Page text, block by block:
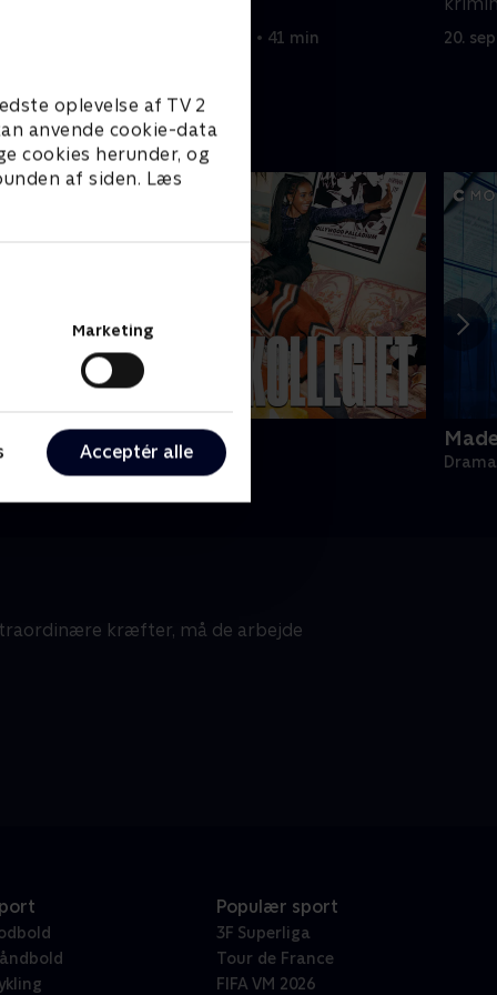
oplevelse af TV 2
anvende cookie-data
cookies herunder, og
af siden. Læs
Marketing
Acceptér alle
20. september 2022 • 41 min 20.
Kollegiet
• 1 sæsoner
kræfter, må de arbejde
Populær sport
3F Superliga
Tour de France
FIFA VM 2026